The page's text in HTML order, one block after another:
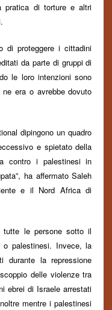
pratica di torture e altri
di proteggere i cittadini
da parte di gruppi di
le loro intenzioni sono
era o avrebbe dovuto
dipingono un quadro
e spietato della
contro i palestinesi in
ha affermato Saleh
e il Nord Africa di
tutte le persone sotto il
palestinesi. Invece, la
durante la repressione
delle violenze tra
ebrei di Israele arrestati
mentre i palestinesi